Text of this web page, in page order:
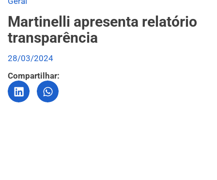
Martinelli apresenta relatório
transparência
28/03/2024
Compartilhar: